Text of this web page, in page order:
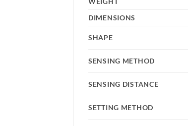
DIMENSIONS
SHAPE
SENSING METHOD
SENSING DISTANCE
SETTING METHOD